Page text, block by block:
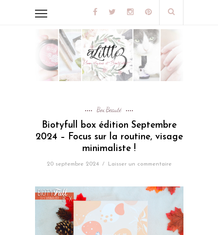
Box Beauté
Biotyfull box édition Septembre
2024 – Focus sur la routine, visage
minimaliste !
20 septembre 2024 / Laisser un commentaire